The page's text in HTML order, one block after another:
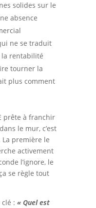
solides sur le
absence
ne se traduit
la rentabilité
tourner la
plus comment
prête à franchir
le mur, c’est
première le
activement
l’ignore, le
se règle tout
: « Quel est